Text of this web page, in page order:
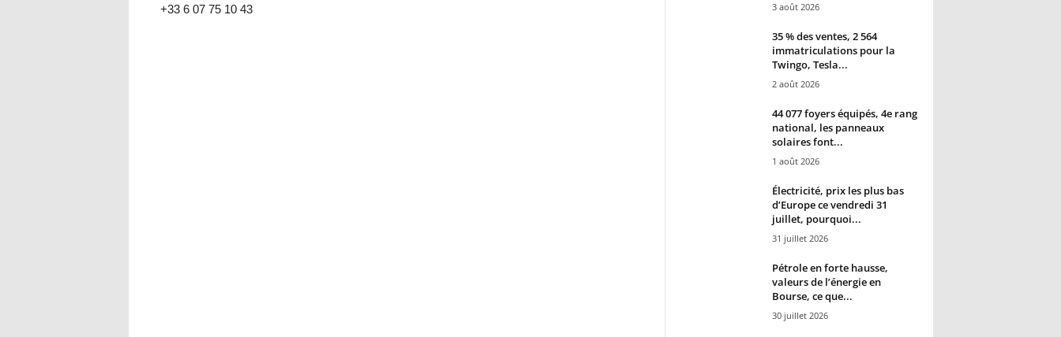
+33 6 07 75 10 43 3 août 2026
35 % des ventes, 2 564
immatriculations pour la
Twingo, Tesla...
2 août 2026
44 077 foyers équipés, 4e rang
national, les panneaux
solaires font...
1 août 2026
Électricité, prix les plus bas
d’Europe ce vendredi 31
juillet, pourquoi...
31 juillet 2026
Pétrole en forte hausse,
valeurs de l’énergie en
Bourse, ce que...
30 juillet 2026